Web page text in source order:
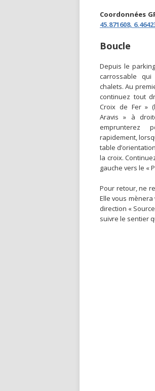
Coordonnées
45.871608,
Boucle
Depuis le
carrossable
chalets. Au
continuez tout
Croix de Fer »
Aravis » à
emprunterez
rapidement,
table
la croix.
gauche vers le «
Pour retour, ne
Elle vous
direction «
suivre le sentier